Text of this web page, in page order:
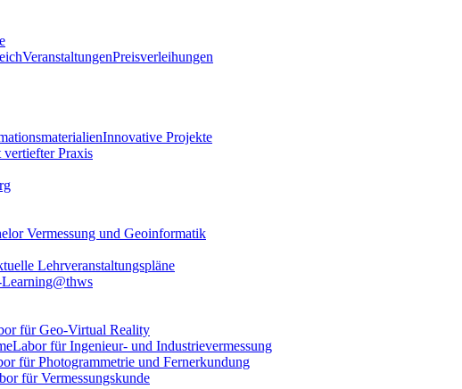
VeranstaltungenPreisverleihungen
Innovative Projekte
vertiefter Praxis
Vermessung und Geoinformatik
Lehrveranstaltungspläne
für Geo-Virtual Reality
Labor für Ingenieur- und Industrievermessung
für Photogrammetrie und Fernerkundung
für Vermessungskunde